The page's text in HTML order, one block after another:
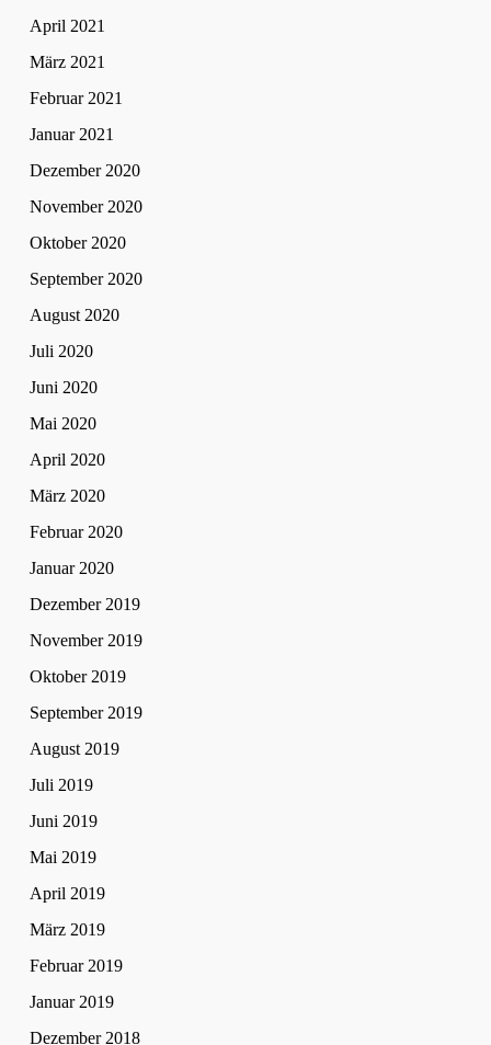
April 2021
März 2021
Februar 2021
Januar 2021
Dezember 2020
November 2020
Oktober 2020
September 2020
August 2020
Juli 2020
Juni 2020
Mai 2020
April 2020
März 2020
Februar 2020
Januar 2020
Dezember 2019
November 2019
Oktober 2019
September 2019
August 2019
Juli 2019
Juni 2019
Mai 2019
April 2019
März 2019
Februar 2019
Januar 2019
Dezember 2018